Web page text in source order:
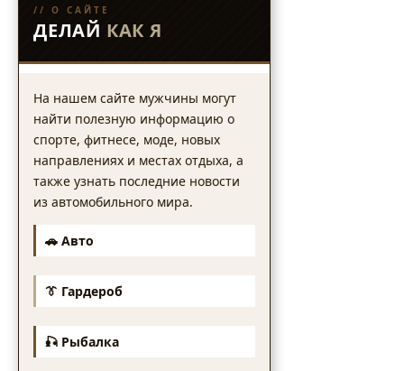
// О САЙТЕ
ДЕЛАЙ КАК Я
На нашем сайте мужчины могут
найти полезную информацию о
спорте, фитнесе, моде, новых
направлениях и местах отдыха, а
также узнать последние новости
из автомобильного мира.
🚗 Авто
👔 Гардероб
🎣 Рыбалка